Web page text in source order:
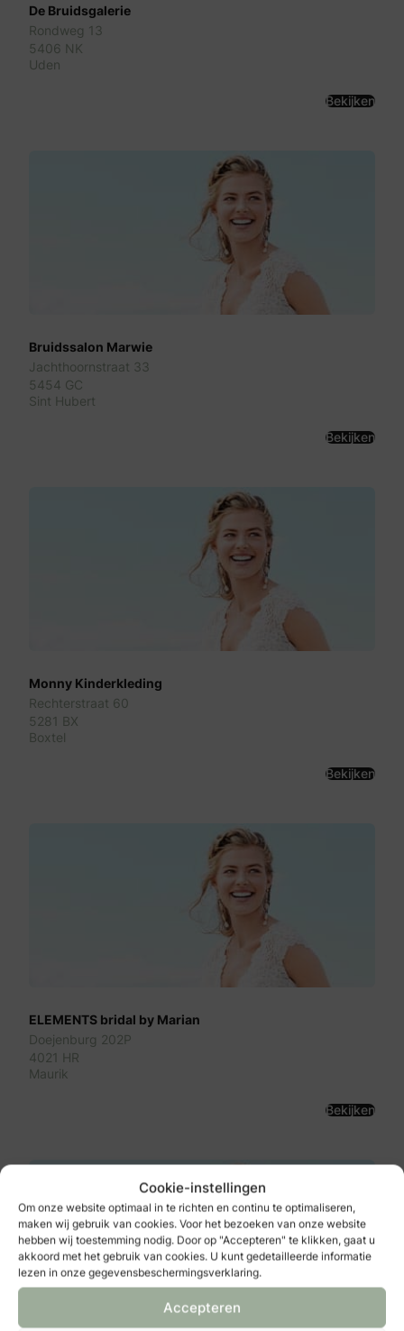
Cookie-instellingen
Om onze website optimaal in te richten en continu te optimaliseren,
maken wij gebruik van cookies. Voor het bezoeken van onze website
hebben wij toestemming nodig. Door op "Accepteren" te klikken, gaat u
akkoord met het gebruik van cookies. U kunt gedetailleerde informatie
lezen in onze gegevensbeschermingsverklaring.
Accepteren
De Bruidsgalerie
Rondweg 13
5406 NK
Uden
Bekijken
Bruidssalon Marwie
Jachthoornstraat 33
5454 GC
Sint Hubert
Bekijken
Monny Kinderkleding
Rechterstraat 60
5281 BX
Boxtel
Bekijken
ELEMENTS bridal by Marian
Doejenburg 202P
4021 HR
Maurik
Bekijken